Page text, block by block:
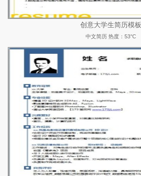
创意大学生简历模板
中文简历 热度：53°C